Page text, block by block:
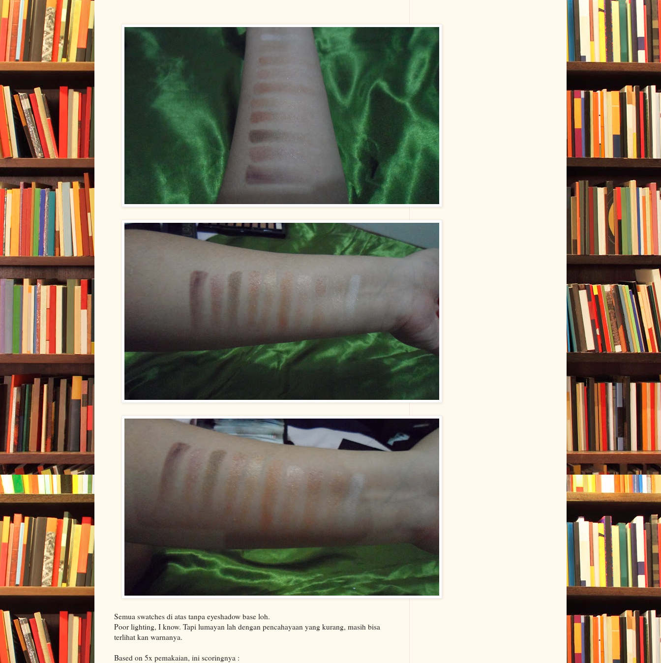
Semua swatches di atas tanpa eyeshadow base loh.
Poor lighting, I know. Tapi lumayan lah dengan pencahayaan yang kurang, masih bisa
terlihat kan warnanya.
Based on 5x pemakaian, ini scoringnya :